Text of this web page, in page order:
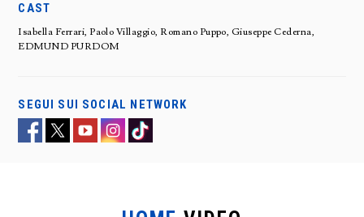
CAST
Isabella Ferrari, Paolo Villaggio, Romano Puppo, Giuseppe Cederna,
EDMUND PURDOM
SEGUI SUI SOCIAL NETWORK